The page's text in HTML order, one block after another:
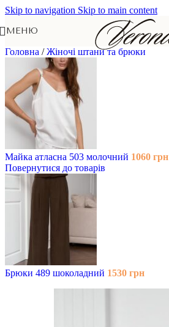
Skip to navigation Skip to main content
МЕНЮ
Головна / Жіночі штани та брюки
Майка атласна 503 молочний 1060 грн
Повернутися до товарів
Брюки 489 шоколадний 1530 грн